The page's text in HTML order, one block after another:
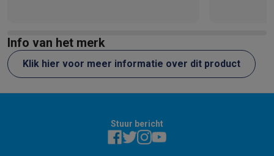
Info van het merk
Klik hier voor meer informatie over dit product
Stuur bericht